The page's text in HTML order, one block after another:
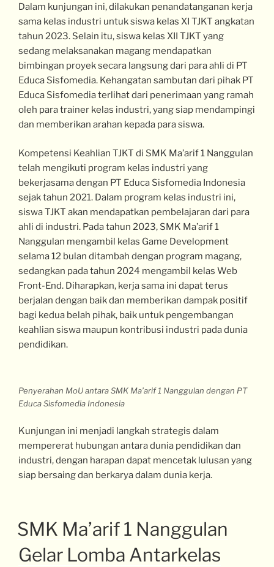
Dalam kunjungan ini, dilakukan penandatanganan kerja
sama kelas industri untuk siswa kelas XI TJKT angkatan
tahun 2023. Selain itu, siswa kelas XII TJKT yang
sedang melaksanakan magang mendapatkan
bimbingan proyek secara langsung dari para ahli di PT
Educa Sisfomedia. Kehangatan sambutan dari pihak PT
Educa Sisfomedia terlihat dari penerimaan yang ramah
oleh para trainer kelas industri, yang siap mendampingi
dan memberikan arahan kepada para siswa.
Kompetensi Keahlian TJKT di SMK Ma’arif 1 Nanggulan
telah mengikuti program kelas industri yang
bekerjasama dengan PT Educa Sisfomedia Indonesia
sejak tahun 2021. Dalam program kelas industri ini,
siswa TJKT akan mendapatkan pembelajaran dari para
ahli di industri. Pada tahun 2023, SMK Ma’arif 1
Nanggulan mengambil kelas Game Development
selama 12 bulan ditambah dengan program magang,
sedangkan pada tahun 2024 mengambil kelas Web
Front-End. Diharapkan, kerja sama ini dapat terus
berjalan dengan baik dan memberikan dampak positif
bagi kedua belah pihak, baik untuk pengembangan
keahlian siswa maupun kontribusi industri pada dunia
pendidikan.
Penyerahan MoU antara SMK Ma’arif 1 Nanggulan dengan PT
Educa Sisfomedia Indonesia
Kunjungan ini menjadi langkah strategis dalam
mempererat hubungan antara dunia pendidikan dan
industri, dengan harapan dapat mencetak lulusan yang
siap bersaing dan berkarya dalam dunia kerja.
SMK Ma’arif 1 Nanggulan
Gelar Lomba Antarkelas